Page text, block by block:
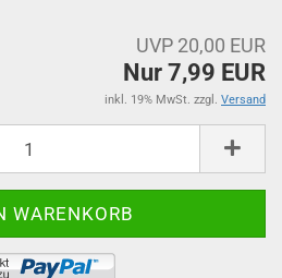
UVP 20,00 EUR
Nur 7,99 EUR
inkl. 19% MwSt. zzgl. Versand